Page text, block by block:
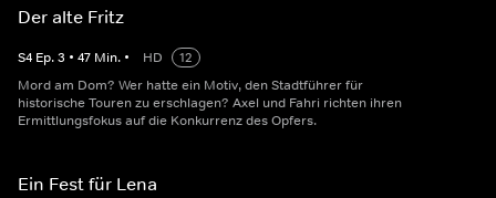
Der alte Fritz
S4 Ep.3 • 47 Min. • HD
12
Mord am Dom? Wer hatte ein Motiv, den Stadtführer für
historische Touren zu erschlagen? Axel und Fahri richten ihren
Ermittlungsfokus auf die Konkurrenz des Opfers.
Ein Fest für Lena